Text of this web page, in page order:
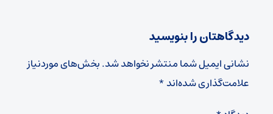
دیدگاهتان را بنویسید
نشانی ایمیل شما منتشر نخواهد شد.بخش‌های موردنیاز
علامت‌گذاری شده‌اند*